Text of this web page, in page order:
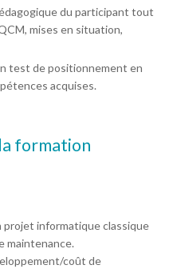
du participant tout
mises en situation,
test de positionnement en
acquises.
formation
informatique classique
maintenance.
coût de